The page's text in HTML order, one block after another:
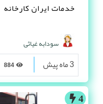
خدمات ایران کارخانه
سودابه غیاثی
3 ماه پیش
4